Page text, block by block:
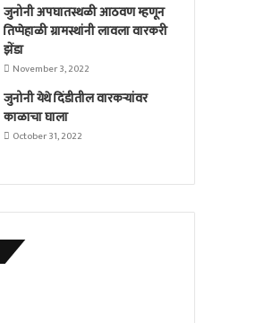
जुनोनी अपघातस्थळी आठवण म्हणून
तिप्पेहाळी ग्रामस्थांनी लावला वारकरी
झेंडा
November 3, 2022
जुनोनी येथे दिंडीतील वारकर्‍यांवर
काळाचा घाला
October 31, 2022